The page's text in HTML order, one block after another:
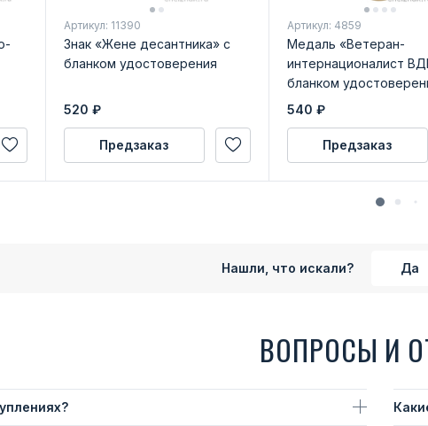
Артикул: 11390
Знак «Жене десантника» с
бланком удостоверения
520 ₽
Предзаказ
Артикул: 4859
Медаль «Ветеран-
интернационалист
бланком
540 ₽
Предзаказ
Нашли, что искали? Да
ВОПРОСЫ И